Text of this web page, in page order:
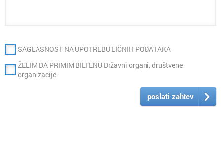
SAGLASNOST NA UPOTREBU LIČNIH PODATAKA
ŽELIM DA PRIMIM BILTENU Državni organi, društvene
organizacije
poslati zahtev